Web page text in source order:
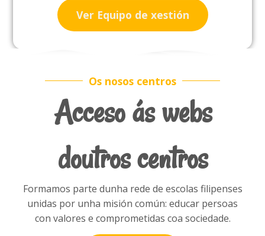
Ver Equipo de xestión
Os nosos centros
Acceso ás webs
doutros centros
Formamos parte dunha rede de escolas filipenses
unidas por unha misión común: educar persoas
con valores e comprometidas coa sociedade.